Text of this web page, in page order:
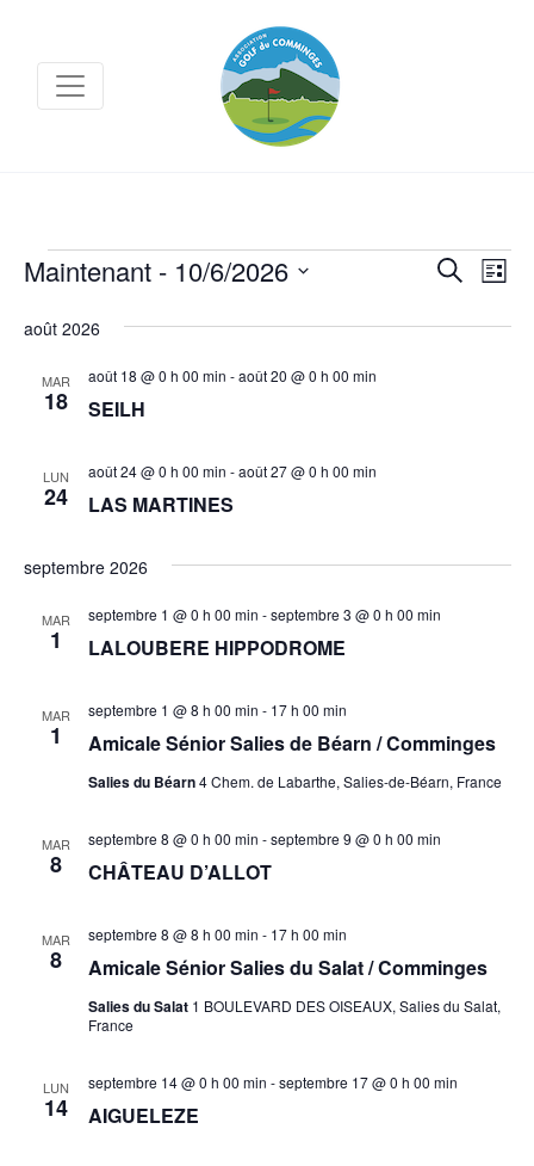
Évènements Recherche
Liste
Maintenant - 10/6/2026
une
date.
août 2026
MAR
18 SEILH
août 18 @ 0 h 00 min -août 20 @ 0 h 00 min
LUN
24 LAS MARTINES
août 24 @ 0 h 00 min -août 27 @ 0 h 00 min
septembre 2026
MAR
1 LALOUBERE HIPPODROME
septembre 1 @ 0 h 00 min -septembre 3 @ 0 h 00 min
MAR
1 Amicale Sénior Salies de Béarn / Comminges
septembre 1 @ 8 h 00 min - 17 h 00 min
Salies du Béarn4 Chem. de Labarthe, Salies-de-Béarn, France
MAR
8 CHÂTEAU D’ALLOT
septembre 8 @ 0 h 00 min -septembre 9 @ 0 h 00 min
MAR
8 Amicale Sénior Salies du Salat / Comminges
septembre 8 @ 8 h 00 min - 17 h 00 min
Salies du Salat 1 BOULEVARD DES OISEAUX, Salies du Salat,
France
LUN
14 AIGUELEZE
septembre 14 @ 0 h 00 min -septembre 17 @ 0 h 00 min